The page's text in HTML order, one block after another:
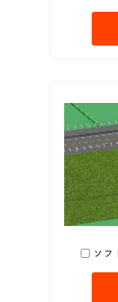
ソフ